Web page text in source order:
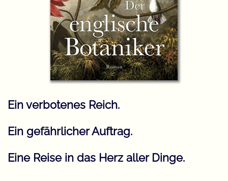
Ein verbotenes Reich.
Ein gefährlicher Auftrag.
Eine Reise in das Herz aller Dinge.